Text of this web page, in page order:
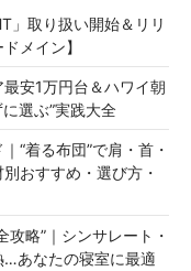
」取り扱い開始＆リリ
メイン】
最安1万円台＆ハワイ朝
選ぶ”実践大全
“着る布団”で肩・首・
おすすめ・選び方・
攻略”｜シンサレート・
…あなたの寝室に最適